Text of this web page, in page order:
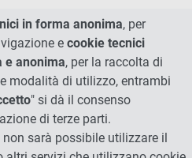
in forma anonima, per
e cookie tecnici
e anonima, per la raccolta di
modalità di utilizzo, entrambi
" si dà il consenso
di terze parti.
non sarà possibile utilizzare il